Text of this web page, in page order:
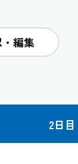
編集
2日目